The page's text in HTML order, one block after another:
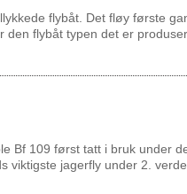
flybåt. Det fløy første
den flybåt typen det er
Bf 109 først tatt i bruk under
viktigste jagerfly under 2.